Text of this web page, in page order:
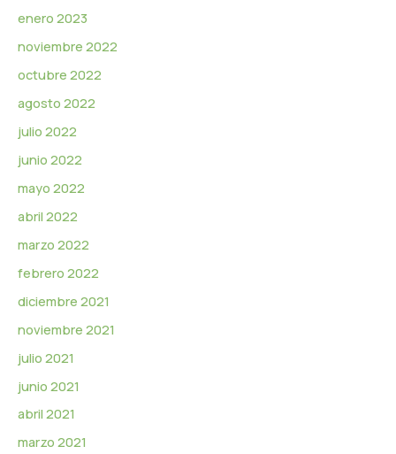
enero 2023
noviembre 2022
octubre 2022
agosto 2022
julio 2022
junio 2022
mayo 2022
abril 2022
marzo 2022
febrero 2022
diciembre 2021
noviembre 2021
julio 2021
junio 2021
abril 2021
marzo 2021